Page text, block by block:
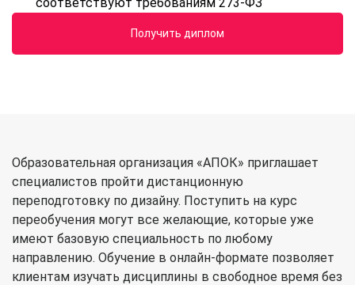
Получить диплом
Образовательная организация «АПОК» приглашает
специалистов пройти дистанционную
переподготовку по дизайну. Поступить на курс
переобучения могут все желающие, которые уже
имеют базовую специальность по любому
направлению. Обучение в онлайн-формате позволяет
клиентам изучать дисциплины в свободное время без